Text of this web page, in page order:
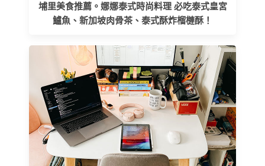
埔里美食推薦。娜娜泰式時尚料理 必吃泰式皇宮
鱸魚、新加坡肉骨茶、泰式酥炸榴槤酥！